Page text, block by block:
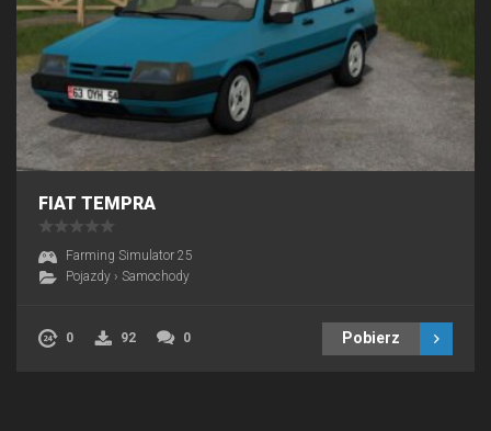
FIAT TEMPRA
Farming Simulator 25
Pojazdy › Samochody
0 92 0 Pobierz